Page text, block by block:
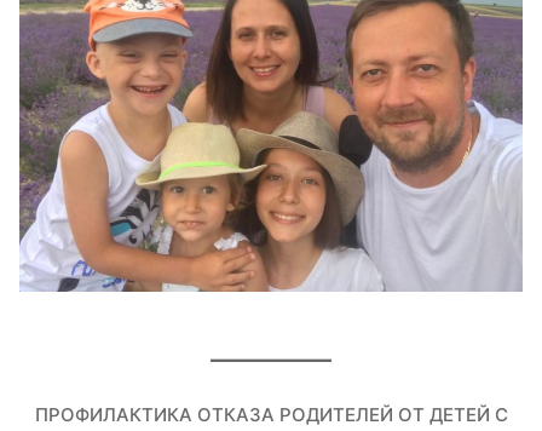
ПРОФИЛАКТИКА ОТКАЗА РОДИТЕЛЕЙ ОТ ДЕТЕЙ С